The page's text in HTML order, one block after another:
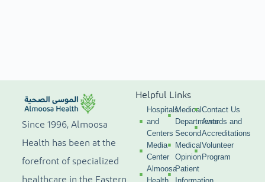
Since 1996, Almoosa
Health has been at the
forefront of specialized
healthcare in the Eastern
Helpful Links
Hospitals
and
Centers
Media
Center
Almoosa
Medical
Departments
Second
Medical
Opinion
Patient
Contact Us
Awards and
Accreditations
Volunteer
Program